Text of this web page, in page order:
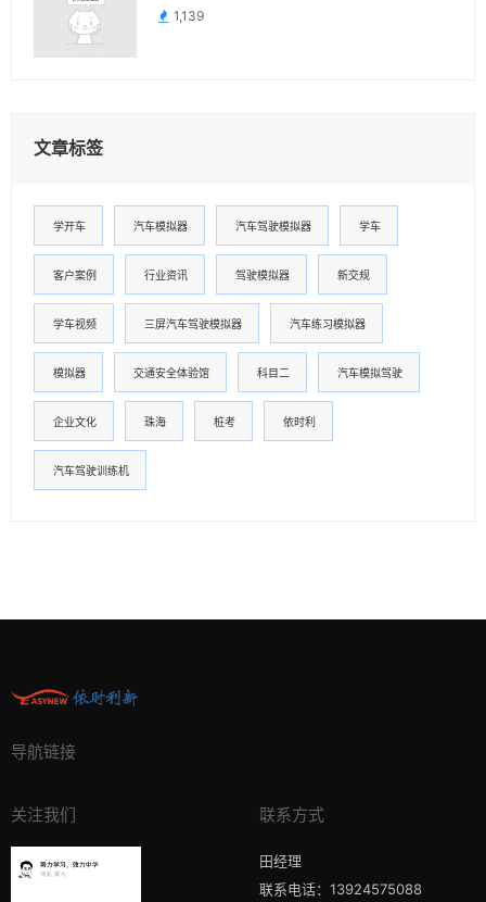
1,139
文章标签
学开车 汽车模拟器 汽车驾驶模拟器 学车
客户案例 行业资讯 驾驶模拟器 新交规
学车视频 三屏汽车驾驶模拟器 汽车练习模拟器
模拟器 交通安全体验馆 科目二 汽车模拟驾驶
企业文化 珠海 桩考 依时利
汽车驾驶训练机
导航链接
关注我们 联系方式
田经理
联系电话：13924575088